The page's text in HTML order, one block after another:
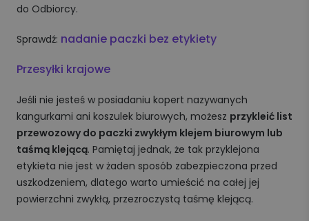
do Odbiorcy.
Sprawdź: nadanie paczki bez etykiety
Przesyłki krajowe
Jeśli nie jesteś w posiadaniu kopert nazywanych
kangurkami ani koszulek biurowych, możesz przykleić list
przewozowy do paczki zwykłym klejem biurowym lub
taśmą klejącą. Pamiętaj jednak, że tak przyklejona
etykieta nie jest w żaden sposób zabezpieczona przed
uszkodzeniem, dlatego warto umieścić na całej jej
powierzchni zwykłą, przezroczystą taśmę klejącą.